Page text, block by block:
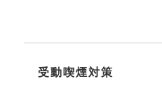
受動喫煙対策